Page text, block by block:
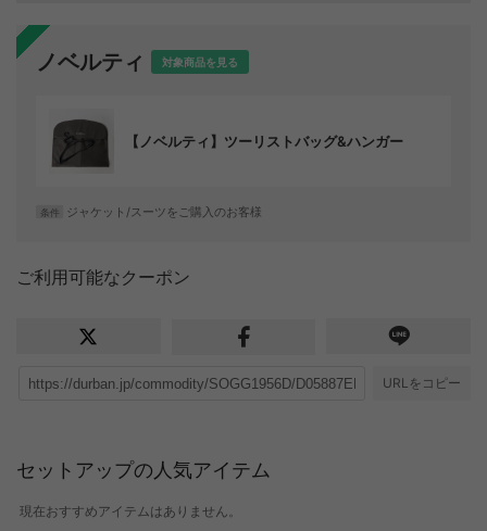
ノベルティ 対象商品を見る
【ノベルティ】ツーリストバッグ&ハンガー
条件 ジャケット/スーツをご購入のお客様
ご利用可能なクーポン
URLをコピー
セットアップの人気アイテム
現在おすすめアイテムはありません。